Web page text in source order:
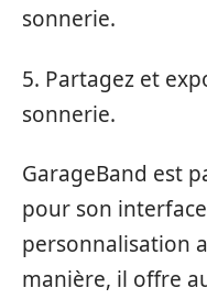
sonnerie.
5. Partagez et
sonnerie.
GarageBand est
pour son
personnalisation
manière, il offre